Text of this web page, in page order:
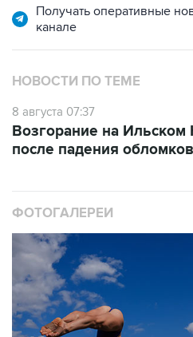
Получать оперативные
канале
НОВОСТИ ПО ТЕМЕ
8 августа 07:37
Возгорание на
после падения
ФОТОГАЛЕРЕИ